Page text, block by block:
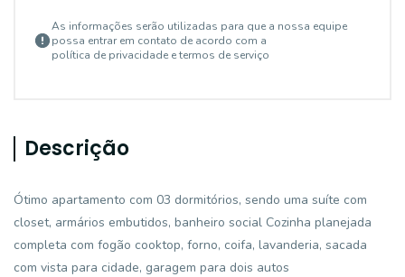
As informações serão utilizadas para que a nossa equipe
possa entrar em contato de acordo com a
política de privacidade e termos de serviço
Descrição
Ótimo apartamento com 03 dormitórios, sendo uma suíte com
closet, armários embutidos, banheiro social Cozinha planejada
completa com fogão cooktop, forno, coifa, lavanderia, sacada
com vista para cidade, garagem para dois autos